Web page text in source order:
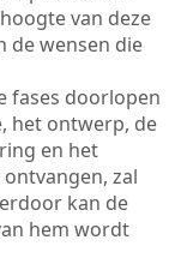
van deze
de wensen die
fases doorlopen
het ontwerp, de
en het
zal
kan de
hem wordt